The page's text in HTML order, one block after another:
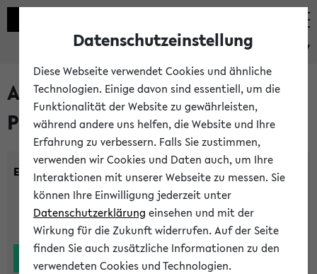
eKVV
Alle noch stattfindenden
Prüfungen
Einrichtung:
Datenschutzeinstellung
Diese Webseite verwendet Cookies und ähnliche
Technologien. Einige davon sind essentiell, um die
Funktionalität der Website zu gewährleisten,
während andere uns helfen, die Website und Ihre
Erfahrung zu verbessern. Falls Sie zustimmen,
verwenden wir Cookies und Daten auch, um Ihre
Interaktionen mit unserer Webseite zu messen. Sie
können Ihre Einwilligung jederzeit unter
Datenschutzerklärung einsehen und mit der
Wirkung für die Zukunft widerrufen. Auf der Seite
finden Sie auch zusätzliche Informationen zu den
verwendeten Cookies und Technologien.